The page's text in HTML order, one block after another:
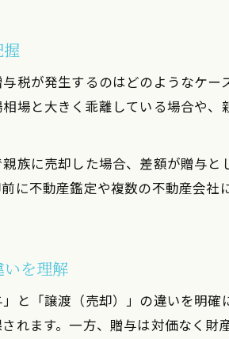
贈与を受けた不動産売却時の税
路線価や評価額を用いた不動産
不動産売却で適正価格設定が贈
親族間の不動産売買で注意した
土地売買とワンルーム不動産売却
与と譲渡はどちらが得か徹底整理
不動産売却は贈与と譲渡どちら
税が発生するのはどのようなケ
場と大きく乖離している場合や
族に売却した場合、差額が贈与
に不動産鑑定や複数の不動産会
を理解
と「譲渡（売却）」の違いを明
れます。一方、贈与は対価なく財